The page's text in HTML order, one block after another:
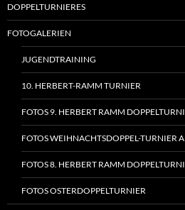
DOPPELTURNIERES
FOTOGALERIEN
JUGENDTRAINING
10. HERBERT-RAMM TURNIER
FOTOS 9. HERBERT RAMM
FOTOS WEIHNACHTSDOPPEL-TURNIER
FOTOS 8. HERBERT RAMM
FOTOS OSTERDOPPELTURNIER